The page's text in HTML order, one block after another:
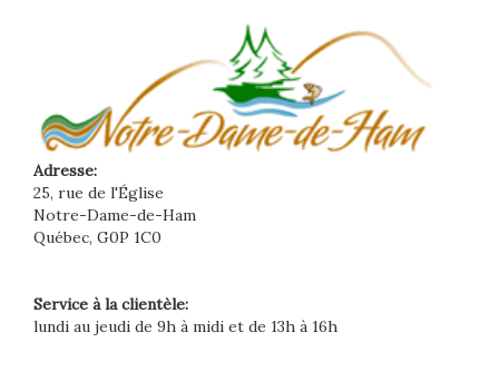
Adresse:
25, rue de l'Église
Notre-Dame-de-Ham
Québec, G0P 1C0
Service à la clientèle:
lundi au jeudi de 9h à midi et de 13h à 16h